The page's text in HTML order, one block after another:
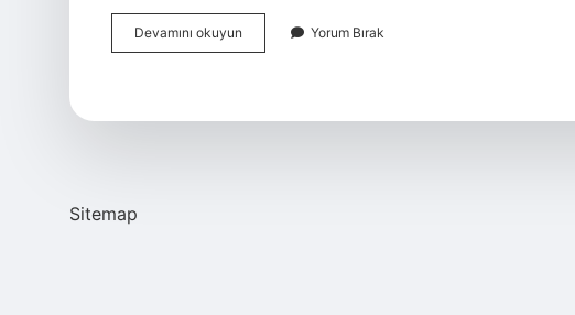
Devamını okuyun
Jel
Yorum Bırak
Sitemap